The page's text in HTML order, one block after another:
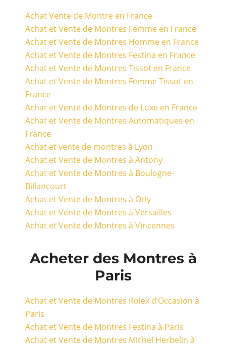
Achat Vente de Montre en France
Achat et Vente de Montres Femme en France
Achat et Vente de Montres Homme en France
Achat et Vente de Montres Festina en France
Achat et Vente de Montres Tissot en France
Achat et Vente de Montres Femme Tissot en
France
Achat et Vente de Montres de Luxe en France
Achat et Vente de Montres Automatiques en
France
Achat et vente de montres à Lyon
Achat et Vente de Montres à Antony
Achat et Vente de Montres à Boulogne-
Billancourt
Achat et Vente de Montres à Orly
Achat et Vente de Montres à Versailles
Achat et Vente de Montres à Vincennes
Acheter des Montres à
Paris
Achat et Vente de Montres Rolex d’Occasion à
Paris
Achat et Vente de Montres Festina à Paris
Achat et Vente de Montres Michel Herbelin à